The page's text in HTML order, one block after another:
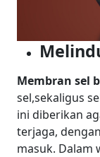
Membran sel
sel,sekaligus
ini diberikan
terjaga,
masuk. Dalam